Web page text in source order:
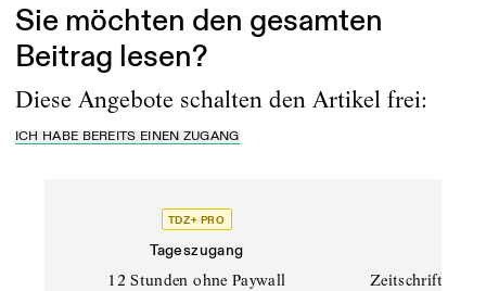
Sie möchten den gesamten
Beitrag lesen?
Diese Angebote schalten den Artikel frei:
ICH HABE BEREITS EINEN ZUGANG
TDZ+ PRO
Tageszugang
12 Stunden ohne Paywall Zeitschriften